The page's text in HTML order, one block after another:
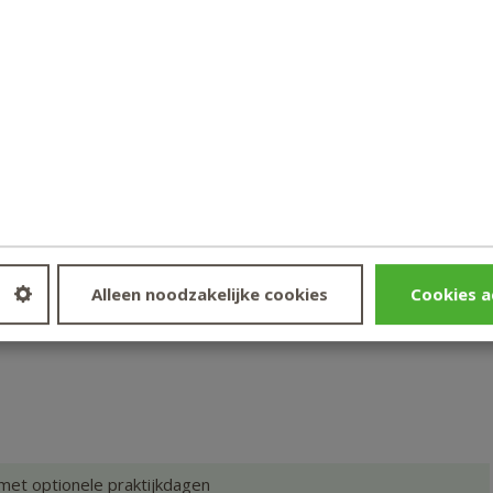
Alleen noodzakelijke cookies Cookies
punten
optionele praktijkdagen